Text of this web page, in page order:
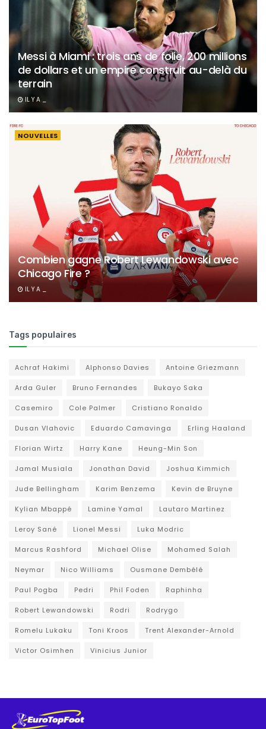
Messi à Miami : trois ans de folie, 200 millions
de dollars et un empire construit au-delà du
terrain
IL Y A _
NOUVELLES
Combien gagne Robert Lewandowski avec
Chicago Fire ?
IL Y A _
Tags populaires
Achraf Hakimi Alphonso Davies Antoine Griezmann
Arda Guler Bruno Fernandes Bukayo Saka
Casemiro Cole Palmer Cristiano Ronaldo
Dusan Vlahovic Eduardo Camavinga Erling Haaland
Florian Wirtz Harry Kane Heung-Min Son
Jamal Musiala Jonathan David Joshua Kimmich
Jude Bellingham Karim Benzema Kevin de Bruyne
Kylian Mbappé Lamine Yamal Lautaro Martinez
Leroy Sané Lionel Messi Luka Modric
Marcus Rashford Michael Olise Mohamed Salah
Neymar Nico Williams Ousmane Dembélé
Paul Pogba Pedri Phil Foden Raphinha
Robert Lewandowski Rodri Rodrygo
Romelu Lukaku Toni Kroos Trent Alexander-Arnold
Victor Osimhen Vinicius Junior